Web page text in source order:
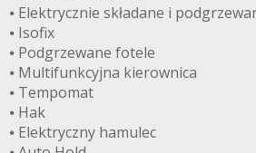
⦁ Elektrycznie składane i
⦁ Isofix
⦁ Podgrzewane fotele
⦁ Multifunkcyjna kierownica
⦁ Tempomat
⦁ Hak
⦁ Elektryczny hamulec